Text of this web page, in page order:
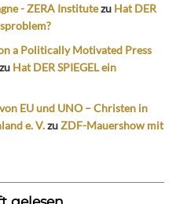
- ZERA Institutezu Hat DER
a Politically Motivated Press
Hat DER SPIEGEL ein
EU und UNO – Christen in
e. V.zuZDF-Mauershow mit